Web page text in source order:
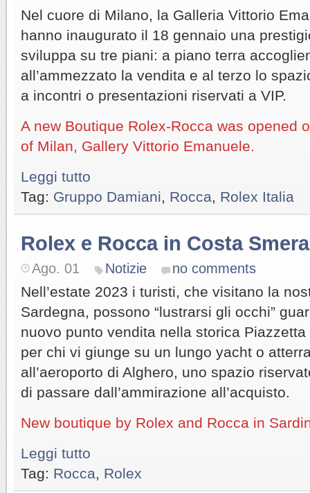
Nel cuore di Milano, la Galleria Vittorio
hanno inaugurato il 18 gennaio una
sviluppa su tre piani: a piano terra
all’ammezzato la vendita e al terzo lo
a incontri o presentazioni riservati a VIP.
A new Boutique Rolex-Rocca was opened
of Milan, Gallery Vittorio Emanuele.
Leggi tutto
Tag: Gruppo Damiani Rocca Rolex Italia
Rolex e Rocca in Costa
Ago. 01 Notizie no comments
Nell’estate 2023 i turisti, che visitano la
Sardegna, possono “lustrarsi gli occhi”
nuovo punto vendita nella storica
per chi vi giunge su un lungo yacht o
all’aeroporto di Alghero, uno spazio
di passare dall’ammirazione all’acquisto.
New boutique by Rolex and Rocca in
Leggi tutto
Tag: Rocca Rolex